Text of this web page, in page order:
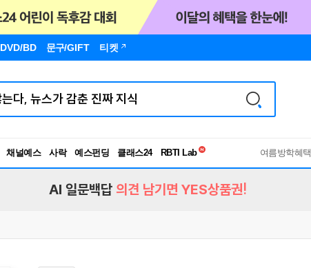
DVD/BD 문구/GIFT 티켓
채널예스 사락 예스펀딩 클래스24
RBTI Lab
독서유형검사
여름방학혜택
AI 일문백답 의견 남기면 YES상품권!